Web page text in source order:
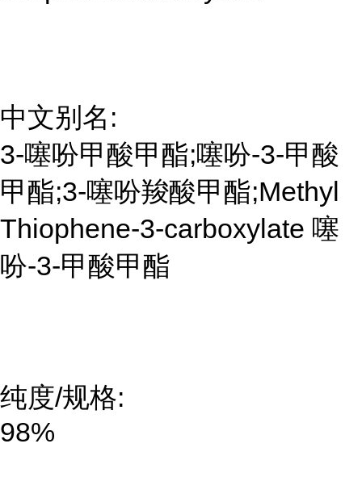
中文别名:
3-噻吩甲酸甲酯;噻吩-3-甲酸
甲酯;3-噻吩羧酸甲酯;Methyl
Thiophene-3-carboxylate 噻
吩-3-甲酸甲酯
纯度/规格:
98%